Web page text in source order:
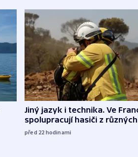
Jiný jazyk i technika. Ve
spolupracují hasiči z
před 22 hodinami